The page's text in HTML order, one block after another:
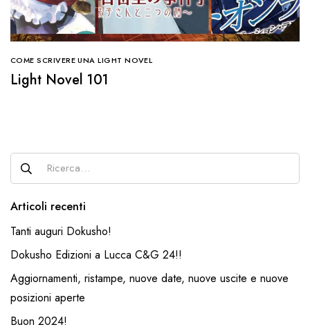
COME SCRIVERE UNA LIGHT NOVEL
Light Novel 101
Articoli recenti
Tanti auguri Dokusho!
Dokusho Edizioni a Lucca C&G 24!!
Aggiornamenti, ristampe, nuove date, nuove uscite e nuove
posizioni aperte
Buon 2024!